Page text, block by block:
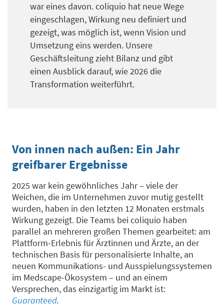
war eines davon. coliquio hat neue Wege
eingeschlagen, Wirkung neu definiert und
gezeigt, was möglich ist, wenn Vision und
Umsetzung eins werden. Unsere
Geschäftsleitung zieht Bilanz und gibt
einen Ausblick darauf, wie 2026 die
Transformation weiterführt.
Von innen nach außen: Ein Jahr
greifbarer Ergebnisse
2025 war kein gewöhnliches Jahr – viele der
Weichen, die im Unternehmen zuvor mutig gestellt
wurden, haben in den letzten 12 Monaten erstmals
Wirkung gezeigt. Die Teams bei coliquio haben
parallel an mehreren großen Themen gearbeitet: am
Plattform-Erlebnis für Ärztinnen und Ärzte, an der
technischen Basis für personalisierte Inhalte, an
neuen Kommunikations- und Ausspielungssystemen
im Medscape-Ökosystem – und an einem
Versprechen, das einzigartig im Markt ist:
Guaranteed.